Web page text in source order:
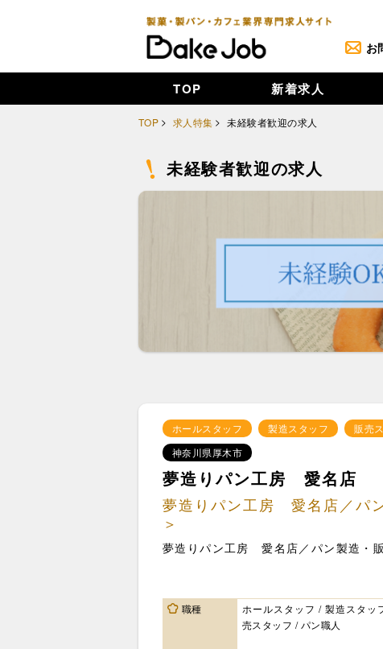
お
TOP 新着求人
TOP 求人特集 未経験者歓迎の求人
未経験者歓迎の求人
ホールスタッフ 製造スタッフ 販売
神奈川県厚木市
夢造りパン工房 愛名店
夢造りパン工房 愛名店／パ
＞
夢造りパン工房 愛名店／パン製造・
職種
ホールスタッフ / 製造スタッ
売スタッフ / パン職人